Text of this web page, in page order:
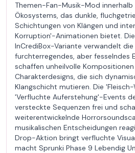
Themen-Fan-Musik-Mod
Ökosystems, das dunkle,
Schichtungen von Klängen und
Korruption'-Animationen bietet.
InCrediBox-Variante verwandelt
furchterregendes, aber fesselndes
schaffen unheilvolle
Charakterdesigns, die sich
Klangschicht mutieren. Die
'Verfluchte Auferstehung'-Events
versteckte Sequenzen frei und
weiterentwickelnde
musikalischen Entscheidungen
Drop-Aktion bringt verfluchte
macht Sprunki Phase 9 Lebendig